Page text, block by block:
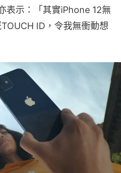
表示：「其實iPhone 12無
ID，令我無衝動想